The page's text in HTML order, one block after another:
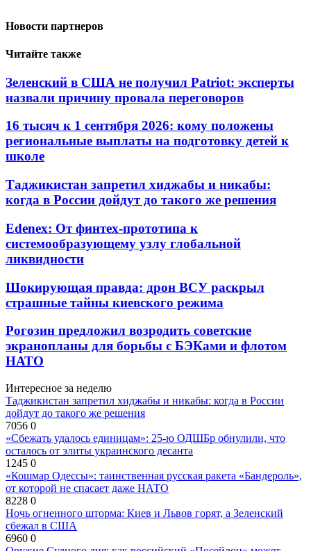
Новости партнеров
Читайте также
Зеленский в США не получил Patriot: эксперты
назвали причину провала переговоров
16 тысяч к 1 сентября 2026: кому положены
региональные выплаты на подготовку детей к
школе
Таджикистан запретил хиджабы и никабы:
когда в России дойдут до такого же решения
Edenex: От финтех-прототипа к
системообразующему узлу глобальной
ликвидности
Шокирующая правда: дрон ВСУ раскрыл
страшные тайны киевского режима
Рогозин предложил возродить советские
экранопланы для борьбы с БЭКами и флотом
НАТО
Интересное за неделю
Таджикистан запретил хиджабы и никабы: когда в России
дойдут до такого же решения
7056 0
«Сбежать удалось единицам»: 25-ю ОДШБр обнулили, что
осталось от элиты украинского десанта
1245 0
«Кошмар Одессы»: таинственная русская ракета «Бандероль»,
от которой не спасает даже НАТО
8228 0
Ночь огненного шторма: Киев и Львов горят, а Зеленский
сбежал в США
6960 0